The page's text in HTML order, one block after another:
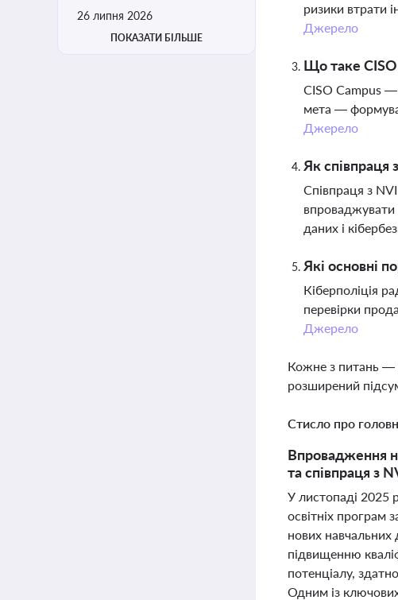
26 липня 2026
ПОКАЗАТИ БІЛЬШЕ
ризики втрати
Джерело
Що таке CISO
CISO Campus —
мета —
Джерело
Як співпраця
Співпраця з
впроваджувати
даних і
Які основні
Кіберполіція
перевірки
Джерело
Кожне з питань —
розширений
Стисло про
Впровадження
та співпраця з
У листопаді 2025
освітніх програм
нових навчальних
підвищенню
потенціалу,
Одним із